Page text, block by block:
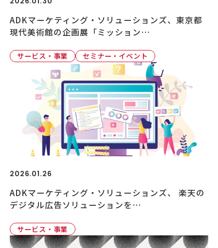
ADKマーケティング・ソリューションズ、東京都
現代美術館の企画展「ミッション…
サービス・事業 セミナー・イベント
2026.01.26
ADKマーケティング・ソリューションズ、 楽天の
デジタル広告ソリューションを…
サービス・事業